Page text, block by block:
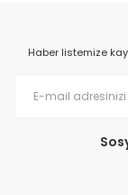
Haber listemize